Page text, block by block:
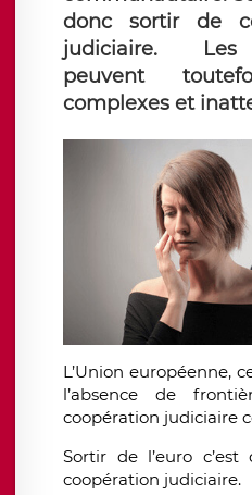
donc sortir de
judiciaire. Les
peuvent
complexes et
L’Union européenne,
l’absence de
coopération judiciaire
Sortir de l’euro
coopération judiciaire.